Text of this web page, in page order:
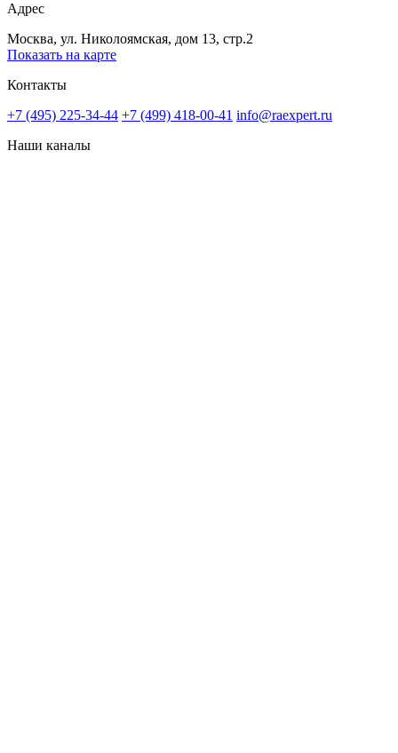
Адрес
Москва, ул. Николоямская, дом 13, стр.2
Показать на карте
Контакты
+7 (495) 225-34-44 +7 (499) 418-00-41 info@raexpert.ru
Наши каналы